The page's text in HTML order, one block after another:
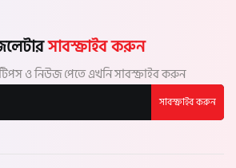
সাবস্ক্রাইব করুন
ও নিউজ পেতে এখনি সাবস্ক্রাইব করুন
সাবস্ক্রাইব করুন